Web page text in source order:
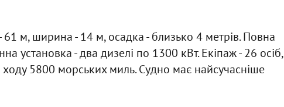
м, ширина - 14 м, осадка - близько 4 метрів. Повна
установка - два дизелі по 1300 кВт. Екіпаж - 26 осіб,
ходу 5800 морських миль. Судно має найсучасніше